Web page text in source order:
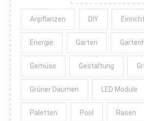
Anpflanzen DIY
Energie Garten
Gemüse Gestaltung
Grüner Daumen LED Module
Paletten Pool Rasen